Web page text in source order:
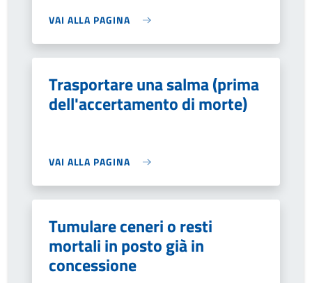
VAI ALLA PAGINA
Trasportare una salma (prima
dell'accertamento di morte)
VAI ALLA PAGINA
Tumulare ceneri o resti
mortali in posto già in
concessione